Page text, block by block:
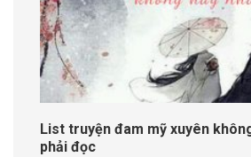
List truyện đam mỹ xuyên
phải đọc